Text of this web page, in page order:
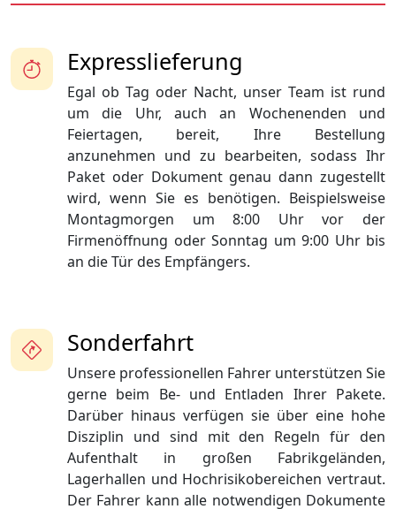
Sonderfahrt
Unsere professionellen Fahrer unterstützen Sie
gerne beim Be- und Entladen Ihrer Pakete.
Darüber hinaus verfügen sie über eine hohe
Disziplin und sind mit den Regeln für den
Aufenthalt in großen Fabrikgeländen,
Lagerhallen und Hochrisikobereichen vertraut.
Der Fahrer kann alle notwendigen Dokumente
Expresslieferung
Egal ob Tag oder Nacht, unser Team ist rund
um die Uhr, auch an Wochenenden und
Feiertagen, bereit, Ihre Bestellung
anzunehmen und zu bearbeiten, sodass Ihr
Paket oder Dokument genau dann zugestellt
wird, wenn Sie es benötigen. Beispielsweise
Montagmorgen um 8:00 Uhr vor der
Firmenöffnung oder Sonntag um 9:00 Uhr bis
an die Tür des Empfängers.